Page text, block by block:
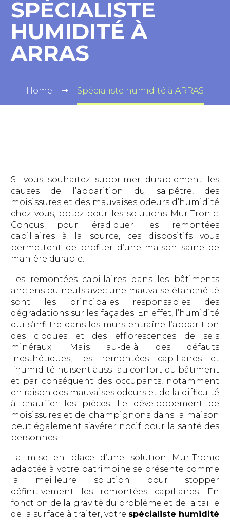
SPÉCIALISTE
HUMIDITÉ À
ARRAS
Home Spécialiste humidité à ARRAS
Si vous souhaitez supprimer durablement les
causes de l’apparition du salpêtre, des
moisissures et des mauvaises odeurs d’humidité
chez vous, optez pour les solutions Mur-Tronic.
Conçus pour éradiquer les remontées
capillaires à la source, ces dispositifs vous
permettent de profiter d’une maison saine de
manière durable.
Les remontées capillaires dans les bâtiments
anciens ou neufs avec une mauvaise étanchéité
sont les principales responsables des
dégradations sur les façades. En effet, l’humidité
qui s’infiltre dans les murs entraîne l’apparition
des cloques et des efflorescences de sels
minéraux. Mais au-delà des défauts
inesthétiques, les remontées capillaires et
l’humidité nuisent aussi au confort du bâtiment
et par conséquent des occupants, notamment
en raison des mauvaises odeurs et de la difficulté
à chauffer les pièces. Le développement de
moisissures et de champignons dans la maison
peut également s’avérer nocif pour la santé des
personnes.
La mise en place d’une solution Mur-Tronic
adaptée à votre patrimoine se présente comme
la meilleure solution pour stopper
définitivement les remontées capillaires. En
fonction de la gravité du problème et de la taille
de la surface à traiter, votre spécialiste humidité